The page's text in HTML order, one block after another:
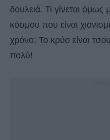
δουλειά. Τι γίνεται όμως
κόσμου που είναι
χρόνο; Το κρύο είναι
πολύ!